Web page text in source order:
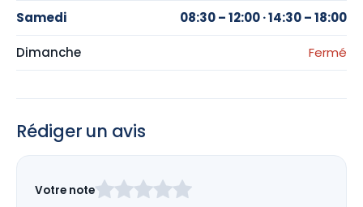
Samedi 08:30 – 12:00 · 14:30 – 18:00
Dimanche Fermé
Rédiger un avis
ce
Votre note